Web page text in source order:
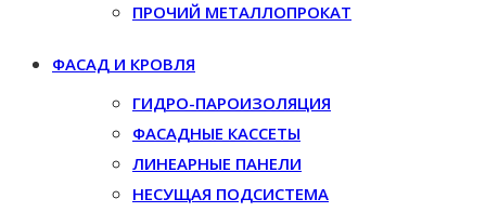
ПРОЧИЙ МЕТАЛЛОПРОКАТ
ФАСАД И КРОВЛЯ
ГИДРО-ПАРОИЗОЛЯЦИЯ
ФАСАДНЫЕ КАССЕТЫ
ЛИНЕАРНЫЕ ПАНЕЛИ
НЕСУЩАЯ ПОДСИСТЕМА